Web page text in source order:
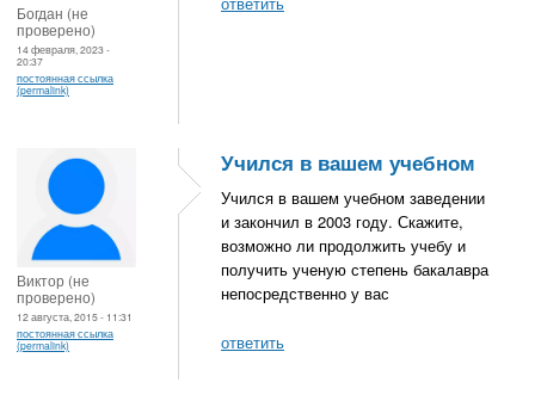
Богдан (не
проверено)
14 февраля, 2023 -
20:37
постоянная ссылка
(permalink)
Виктор (не
проверено)
12 августа, 2015 - 11:31
постоянная ссылка
(permalink)
Учился в вашем учебном
Учился в вашем учебном заведении
и закончил в 2003 году. Скажите,
возможно ли продолжить учебу и
получить ученую степень бакалавра
непосредственно у вас
ответить